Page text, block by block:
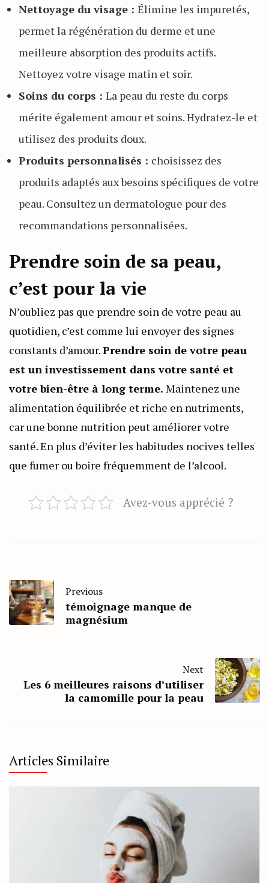
Nettoyage du visage : Élimine les impuretés,
permet la régénération du derme et une
meilleure absorption des produits actifs.
Nettoyez votre visage matin et soir.
Soins du corps : La peau du reste du corps
mérite également amour et soins. Hydratez-le et
utilisez des produits doux.
Produits personnalisés : choisissez des
produits adaptés aux besoins spécifiques de votre
peau. Consultez un dermatologue pour des
recommandations personnalisées.
Prendre soin de sa peau,
c’est pour la vie
N’oubliez pas que prendre soin de votre peau au
quotidien, c’est comme lui envoyer des signes
constants d’amour.Prendre soin de votre peau
est un investissement dans votre santé et
votre bien-être à long terme. Maintenez une
alimentation équilibrée et riche en nutriments,
car une bonne nutrition peut améliorer votre
santé. En plus d’éviter les habitudes nocives telles
que fumer ou boire fréquemment de l’alcool.
Avez-vous apprécié ?
Previous
témoignage manque de
magnésium
Next
Les 6 meilleures raisons d’utiliser
la camomille pour la peau
Articles Similaire